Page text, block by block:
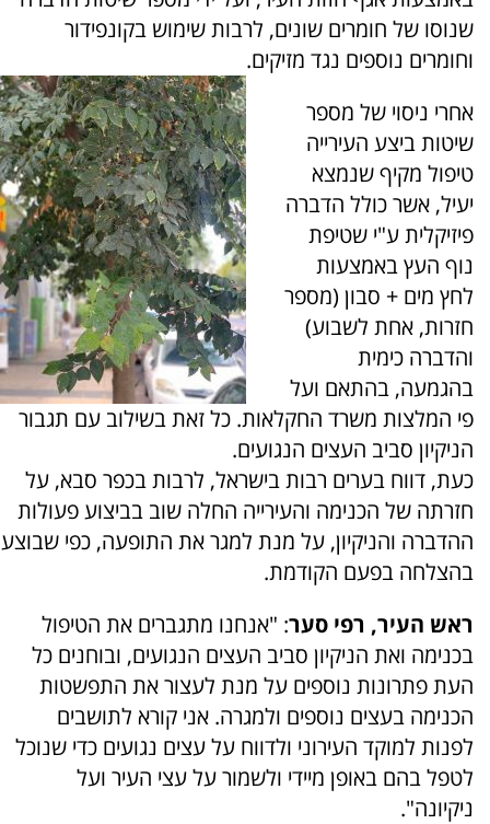
שנוסו של חומרים שונים, לרבות שימוש בקונפידור
וחומרים נוספים נגד מזיקים.
אחרי ניסוי של מספר
שיטות ביצע העירייה
טיפול מקיף שנמצא
יעיל, אשר כולל הדברה
פיזיקלית ע"י שטיפת
נוף העץ באמצעות
לחץ מים + סבון (מספר
חזרות, אחת לשבוע)
והדברה כימית
בהגמעה, בהתאם ועל
פי המלצות משרד החקלאות. כל זאת בשילוב עם תגבור
הניקיון סביב העצים הנגועים.
כעת, דווח בערים רבות בישראל, לרבות בכפר סבא, על
חזרתה של הכנימה והעירייה החלה שוב בביצוע פעולות
ההדברה והניקיון, על מנת למגר את התופעה, כפי שבוצע
בהצלחה בפעם הקודמת.
ראש העיר, רפי סער: "אנחנו מתגברים את הטיפול
בכנימה ואת הניקיון סביב העצים הנגועים, ובוחנים כל
העת פתרונות נוספים על מנת לעצור את התפשטות
הכנימה בעצים נוספים ולמגרה. אני קורא לתושבים
לפנות למוקד העירוני ולדווח על עצים נגועים כדי שנוכל
לטפל בהם באופן מיידי ולשמור על עצי העיר ועל
ניקיונה".